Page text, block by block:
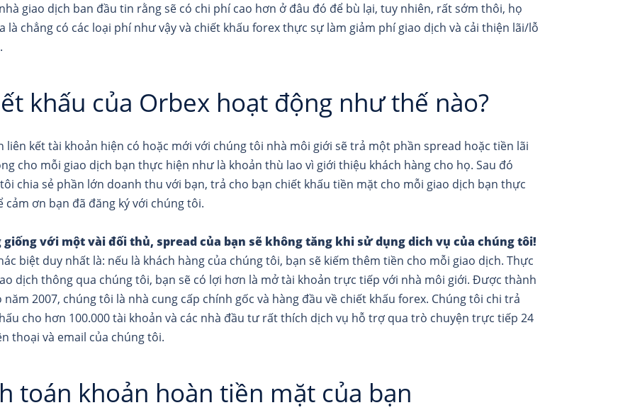
giao dịch ban đầu tin rằng sẽ có chi phí cao hơn ở đâu đó để bù lại, tuy nhiên, rất sớm thôi, họ
là chẳng có các loại phí như vậy và chiết khấu forex thực sự làm giảm phí giao dịch và cải thiện lãi/lỗ
khấu của Orbex hoạt động như thế nào?
liên kết tài khoản hiện có hoặc mới với chúng tôi nhà môi giới sẽ trả một phần spread hoặc tiền lãi
cho mỗi giao dịch bạn thực hiện như là khoản thù lao vì giới thiệu khách hàng cho họ. Sau đó
chia sẻ phần lớn doanh thu với bạn, trả cho bạn chiết khấu tiền mặt cho mỗi giao dịch bạn thực
cảm ơn bạn đã đăng ký với chúng tôi.
giống với một vài đối thủ, spread của bạn sẽ không tăng khi sử dụng dich vụ của chúng tôi!
biệt duy nhất là: nếu là khách hàng của chúng tôi, bạn sẽ kiếm thêm tiền cho mỗi giao dịch. Thực
dịch thông qua chúng tôi, bạn sẽ có lợi hơn là mở tài khoản trực tiếp với nhà môi giới. Được thành
năm 2007, chúng tôi là nhà cung cấp chính gốc và hàng đầu về chiết khấu forex. Chúng tôi chi trả
cho hơn 100.000 tài khoản và các nhà đầu tư rất thích dịch vụ hỗ trợ qua trò chuyện trực tiếp 24
thoại và email của chúng tôi.
toán khoản hoàn tiền mặt của bạn